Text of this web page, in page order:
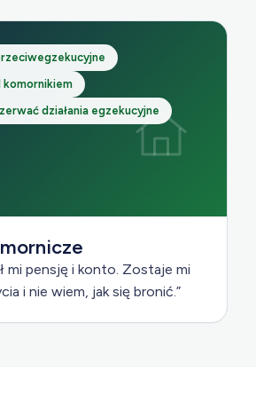
komornikiem
działania egzekucyjne
mi pensję i konto. Zostaje mi
i nie wiem, jak się bronić.”